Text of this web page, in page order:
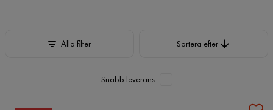
Alla filter Sortera efter
Snabb leverans